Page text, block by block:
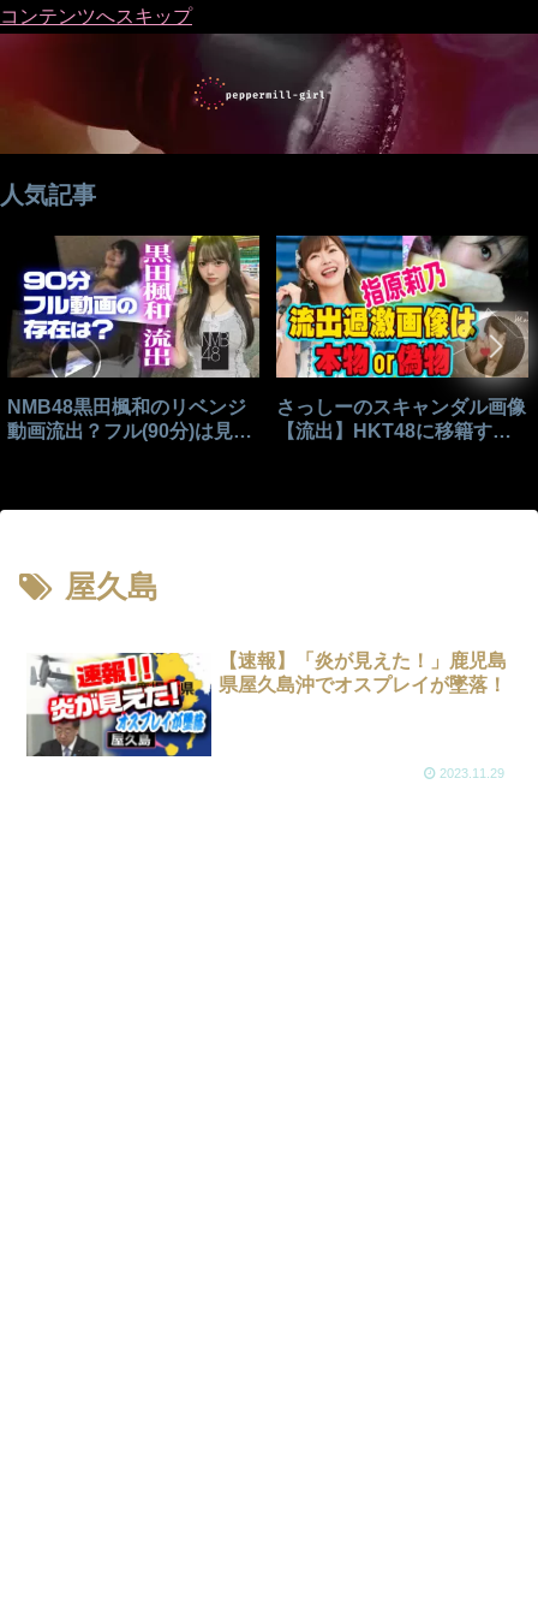
コンテンツへスキップ
人気記事
NMB48黒田楓和のリベンジ
動画流出？フル(90分)は見れ
さっしーのスキャンダル画像
【流出】HKT48に移籍する
屋久島
【速報】「炎が見えた！」鹿児島
県屋久島沖でオスプレイが墜落！
2023.11.29